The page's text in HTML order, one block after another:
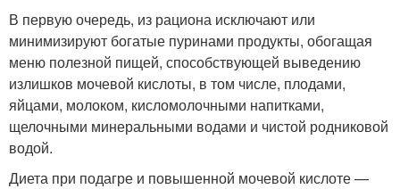
В первую очередь, из рациона исключают или
минимизируют богатые пуринами продукты, обогащая
меню полезной пищей, способствующей выведению
излишков мочевой кислоты, в том числе, плодами,
яйцами, молоком, кисломолочными напитками,
щелочными минеральными водами и чистой родниковой
водой.
Диета при подагре и повышенной мочевой кислоте —